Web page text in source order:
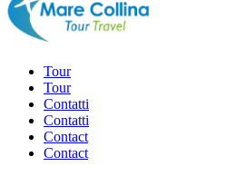
Tour
Tour
Contatti
Contatti
Contact
Contact